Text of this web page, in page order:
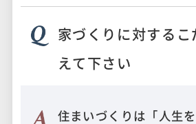
家づくりに対する
えて下さい
住まいづくりは「人生